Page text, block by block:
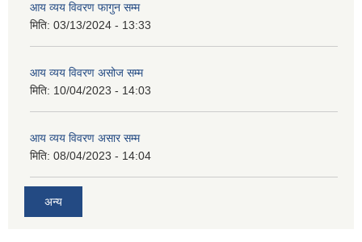
आय व्यय विवरण फागुन सम्म
मिति: 03/13/2024 - 13:33
आय व्यय विवरण असोज सम्म
मिति: 10/04/2023 - 14:03
आय व्यय विवरण असार सम्म
मिति: 08/04/2023 - 14:04
अन्य